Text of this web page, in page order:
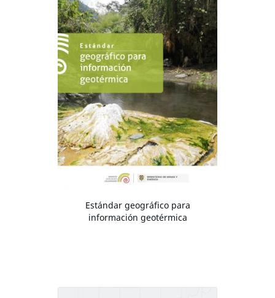
Estándar geográfico para
información geotérmica